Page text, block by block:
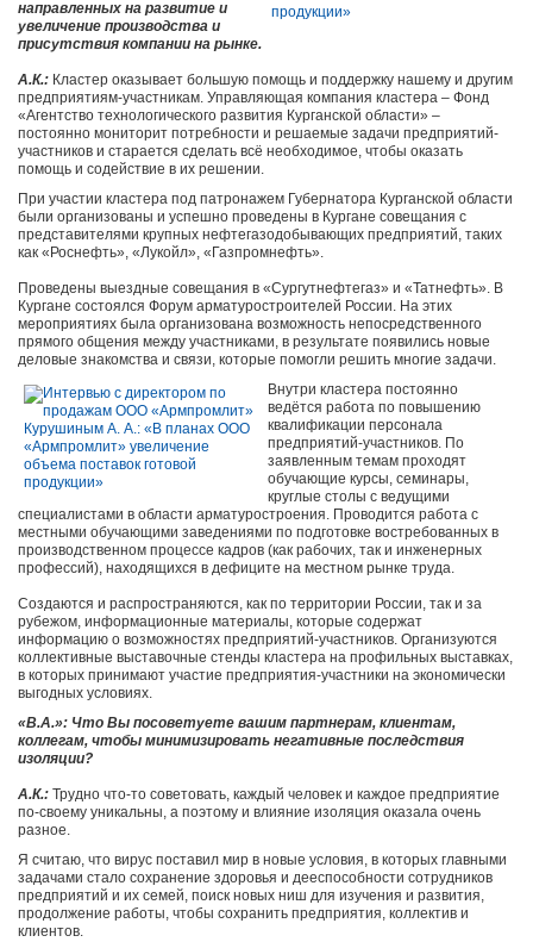
направленных на развитие и
увеличение производства и
присутствия компании на рынке.
А.К.: Кластер оказывает большую помощь и поддержку нашему и другим
предприятиям-участникам. Управляющая компания кластера – Фонд
«Агентство технологического развития Курганской области» –
постоянно мониторит потребности и решаемые задачи предприятий-
участников и старается сделать всё необходимое, чтобы оказать
помощь и содействие в их решении.
При участии кластера под патронажем Губернатора Курганской области
были организованы и успешно проведены в Кургане совещания с
представителями крупных нефтегазодобывающих предприятий, таких
как «Роснефть», «Лукойл», «Газпромнефть».
Проведены выездные совещания в «Сургутнефтегаз» и «Татнефть». В
Кургане состоялся Форум арматуростроителей России. На этих
мероприятиях была организована возможность непосредственного
прямого общения между участниками, в результате появились новые
деловые знакомства и связи, которые помогли решить многие задачи.
Внутри кластера постоянно
ведётся работа по повышению
квалификации персонала
предприятий-участников. По
заявленным темам проходят
обучающие курсы, семинары,
круглые столы с ведущими
специалистами в области арматуростроения. Проводится работа с
местными обучающими заведениями по подготовке востребованных в
производственном процессе кадров (как рабочих, так и инженерных
профессий), находящихся в дефиците на местном рынке труда.
Создаются и распространяются, как по территории России, так и за
рубежом, информационные материалы, которые содержат
информацию о возможностях предприятий-участников. Организуются
коллективные выставочные стенды кластера на профильных выставках,
в которых принимают участие предприятия-участники на экономически
выгодных условиях.
«В.А.»: Что Вы посоветуете вашим партнерам, клиентам,
коллегам, чтобы минимизировать негативные последствия
изоляции?
А.К.: Трудно что-то советовать, каждый человек и каждое предприятие
по-своему уникальны, а поэтому и влияние изоляция оказала очень
разное.
Я считаю, что вирус поставил мир в новые условия, в которых главными
задачами стало сохранение здоровья и дееспособности сотрудников
предприятий и их семей, поиск новых ниш для изучения и развития,
продолжение работы, чтобы сохранить предприятия, коллектив и
клиентов.